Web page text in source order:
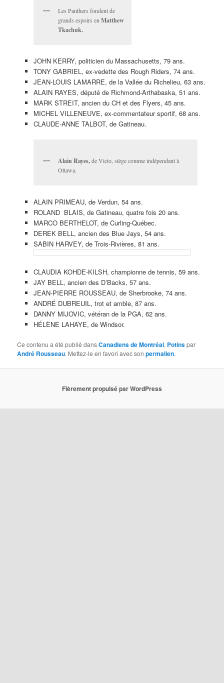
Les Panthers fondent de
grands espoirs en Matthew
Tkachuk.
JOHN KERRY, politicien du Massachusetts, 79 ans.
TONY GABRIEL, ex-vedette des Rough Riders, 74 ans.
JEAN-LOUIS LAMARRE, de la Vallée du Richelieu, 63 ans.
ALAIN RAYES, député de Richmond-Arthabaska, 51 ans.
MARK STREIT, ancien du CH et des Flyers, 45 ans.
MICHEL VILLENEUVE, ex-commentateur sportif, 68 ans.
CLAUDE-ANNE TALBOT, de Gatineau.
Alain Rayes,de Victo, siège comme indépendant à
Ottawa.
ALAIN PRIMEAU, de Verdun, 54 ans.
ROLAND BLAIS, de Gatineau, quatre fois 20 ans.
MARCO BERTHELOT, de Curling-Québec.
DEREK BELL, ancien des Blue Jays, 54 ans.
SABIN HARVEY, de Trois-Rivières, 81 ans.
CLAUDIA KOHDE-KILSH, championne de tennis, 59 ans.
JAY BELL, ancien des D’Backs, 57 ans.
JEAN-PIERRE ROUSSEAU, de Sherbrooke, 74 ans.
ANDRÉ DUBREUIL, trot et amble, 87 ans.
DANNY MIJOVIC, vétéran de la PGA, 62 ans.
HÉLÈNE LAHAYE, de Windsor.
Ce contenu a été publié dansCanadiens de Montréal, Potinspar
André Rousseau. Mettez-le en favori avec sonpermalien.
Fièrement propulsé par WordPress